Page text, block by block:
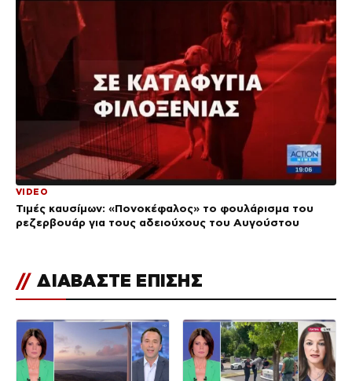
VIDEO
Τιμές καυσίμων: «Πονοκέφαλος» το φουλάρισμα του
ρεζερβουάρ για τους αδειούχους του Αυγούστου
// ΔΙΑΒΑΣΤΕ ΕΠΙΣΗΣ